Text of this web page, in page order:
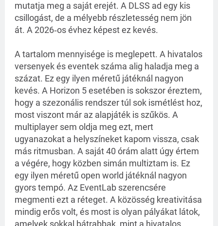
mutatja meg a saját erejét. A DLSS ad egy kis
csillogást, de a mélyebb részletesség nem jön
át. A 2026‑os évhez képest ez kevés.
A tartalom mennyisége is meglepett. A hivatalos
versenyek és eventek száma alig haladja meg a
százat. Ez egy ilyen méretű játéknál nagyon
kevés. A Horizon 5 esetében is sokszor éreztem,
hogy a szezonális rendszer túl sok ismétlést hoz,
most viszont már az alapjáték is szűkös. A
multiplayer sem oldja meg ezt, mert
ugyanazokat a helyszíneket kapom vissza, csak
más ritmusban. A saját 40 órám alatt úgy értem
a végére, hogy közben simán multiztam is. Ez
egy ilyen méretű open world játéknál nagyon
gyors tempó. Az EventLab szerencsére
megmenti ezt a réteget. A közösség kreativitása
mindig erős volt, és most is olyan pályákat látok,
amelyek sokkal bátrabbak, mint a hivatalos